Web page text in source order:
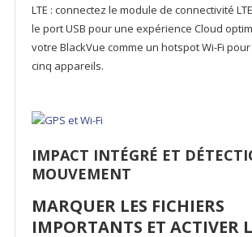
LTE : connectez le module de connectivité
le port USB pour une expérience Cloud
votre BlackVue comme un hotspot Wi-Fi
cinq appareils.
IMPACT INTÉGRÉ ET
MOUVEMENT
MARQUER LES FICHIERS
IMPORTANTS ET ACTIVER